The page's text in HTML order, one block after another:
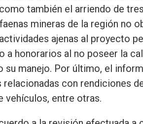
también el arriendo de
mineras de la región no
ajenas al proyecto
a honorarios al no poseer la
su manejo. Por último, el
relacionadas con rendiciones
vehículos, entre otras.